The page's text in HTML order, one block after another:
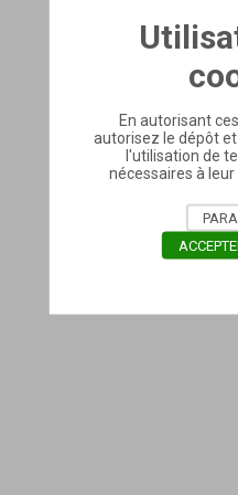
En autorisant
autorisez le dépôt
l'utilisation de
nécessaires à